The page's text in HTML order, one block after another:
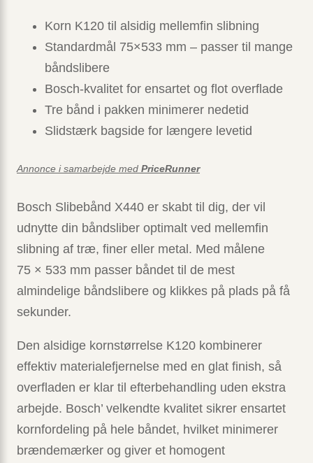
Korn K120 til alsidig mellemfin slibning
Standardmål 75×533 mm – passer til mange
båndslibere
Bosch-kvalitet for ensartet og flot overflade
Tre bånd i pakken minimerer nedetid
Slidstærk bagside for længere levetid
Annonce i samarbejde med PriceRunner
Bosch Slibebånd X440 er skabt til dig, der vil
udnytte din båndsliber optimalt ved mellemfin
slibning af træ, finer eller metal. Med målene
75 × 533 mm passer båndet til de mest
almindelige båndslibere og klikkes på plads på få
sekunder.
Den alsidige kornstørrelse K120 kombinerer
effektiv materialefjernelse med en glat finish, så
overfladen er klar til efterbehandling uden ekstra
arbejde. Bosch’ velkendte kvalitet sikrer ensartet
kornfordeling på hele båndet, hvilket minimerer
brændemærker og giver et homogent